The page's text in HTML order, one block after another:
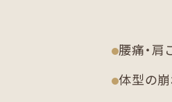
腰痛・肩
体型の崩